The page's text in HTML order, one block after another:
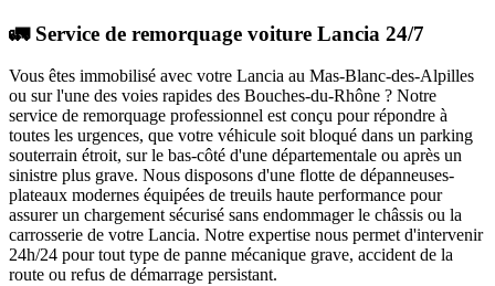
🚛 Service de remorquage voiture Lancia 24/7
Vous êtes immobilisé avec votre Lancia au Mas-Blanc-des-Alpilles
ou sur l'une des voies rapides des Bouches-du-Rhône ? Notre
service de remorquage professionnel est conçu pour répondre à
toutes les urgences, que votre véhicule soit bloqué dans un parking
souterrain étroit, sur le bas-côté d'une départementale ou après un
sinistre plus grave. Nous disposons d'une flotte de dépanneuses-
plateaux modernes équipées de treuils haute performance pour
assurer un chargement sécurisé sans endommager le châssis ou la
carrosserie de votre Lancia. Notre expertise nous permet d'intervenir
24h/24 pour tout type de panne mécanique grave, accident de la
route ou refus de démarrage persistant.